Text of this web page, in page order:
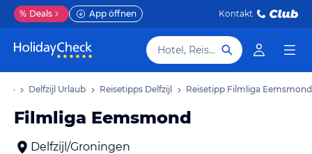
% Deals App öffnen Kontakt
Hotel, Reiseziel
Delfzijl Urlaub Reisetipps Delfzijl Reisetipp Filmliga Eemsmond
Filmliga Eemsmond
Delfzijl/Groningen